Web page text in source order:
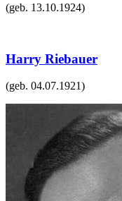
(geb. 13.10.1924)
Harry Riebauer
(geb. 04.07.1921)